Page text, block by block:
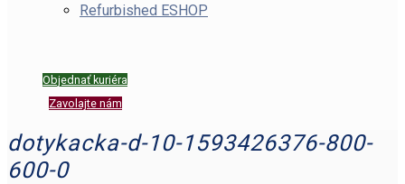
Refurbished ESHOP
Objednať kuriéra
Zavolajte nám
dotykacka-d-10-1593426376-800-
600-0